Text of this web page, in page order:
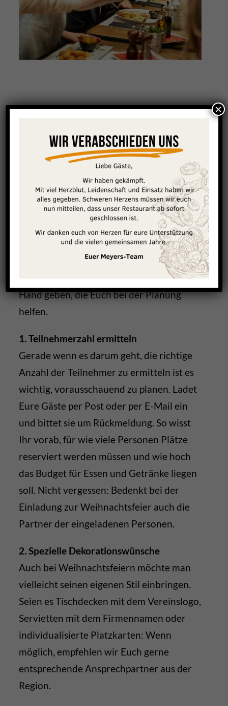
Unsere Tipps für eine gelungene
Weihnachtsfeier
Damit die Weihnachtsfeier für Euer
Unternehmen, Eure Familie oder Euren
Verein ein voller Erfolg wird, möchte Euch
unser Team in Bonn einige Tipps an die
Hand geben, die Euch bei der Planung
helfen.
1. Teilnehmerzahl ermitteln
Gerade wenn es darum geht, die richtige
Anzahl der Teilnehmer zu ermitteln ist es
wichtig, vorausschauend zu planen. Ladet
Eure Gäste per Post oder per E-Mail ein
und bittet sie um Rückmeldung. So wisst
Ihr vorab, für wie viele Personen Plätze
reserviert werden müssen und wie hoch
das Budget für Essen und Getränke liegen
soll. Nicht vergessen: Bedenkt bei der
Einladung zur Weihnachtsfeier auch die
Partner der eingeladenen Personen.
2. Spezielle Dekorationswünsche
Auch bei Weihnachtsfeiern möchte man
vielleicht seinen eigenen Stil einbringen.
Seien es Tischdecken mit dem Vereinslogo,
Servietten mit dem Firmennamen oder
individualisierte Platzkarten: Wenn
möglich, empfehlen wir Euch gerne
entsprechende Ansprechpartner aus der
Region.
×